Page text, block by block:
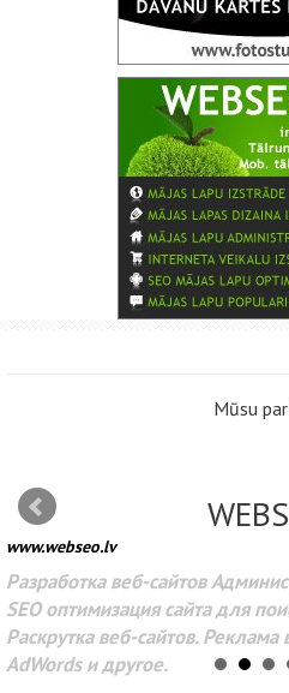
Mūsu
www.webseo.lv
Разработка веб-сайтов
SEO оптимизация сайта для
Раскрутка веб-сайтов.
AdWords и другое.